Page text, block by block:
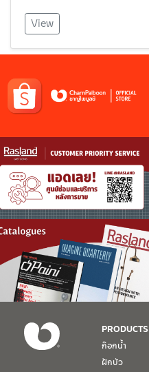
View
PRODUCTS
ก๊อกน้ำ
ฝักบัว